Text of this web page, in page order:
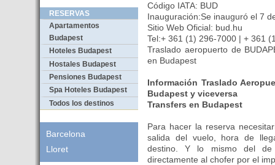
RESERVAS
Apartamentos
Budapest
Hoteles Budapest
Hostales Budapest
Pensiones Budapest
Spa Hoteles Budapest
Todos los destinos
Barcelona
Lloret
Código IATA: BUD
Inauguración:Se inauguró el 7
Sitio Web Oficial: bud.hu
Tel:+ 361 (1) 296-7000 | + 361
Traslado aeropuerto de
en Budapest
Información Traslado
Budapest y viceversa
Transfers en Budapest
Para hacer la reserva
salida del vuelo, hora de
destino. Y lo mismo del
directamente al chofer por el